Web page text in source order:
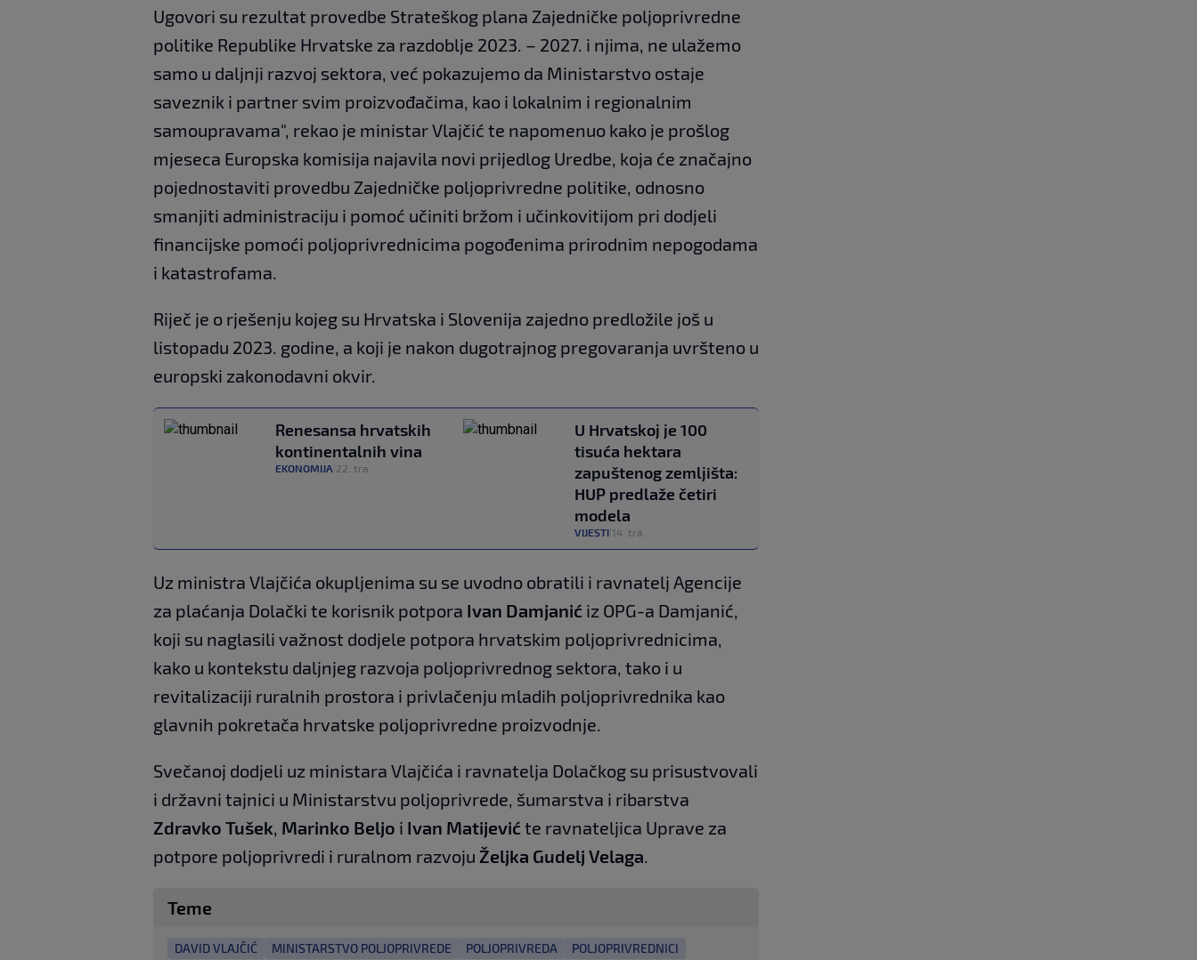
Ugovori su rezultat provedbe Strateškog plana Zajedničke poljoprivredne
politike Republike Hrvatske za razdoblje 2023. – 2027. i njima, ne ulažemo
samo u daljnji razvoj sektora, već pokazujemo da Ministarstvo ostaje
saveznik i partner svim proizvođačima, kao i lokalnim i regionalnim
samoupravama", rekao je ministar Vlajčić te napomenuo kako je prošlog
mjeseca Europska komisija najavila novi prijedlog Uredbe, koja će značajno
pojednostaviti provedbu Zajedničke poljoprivredne politike, odnosno
smanjiti administraciju i pomoć učiniti bržom i učinkovitijom pri dodjeli
financijske pomoći poljoprivrednicima pogođenima prirodnim nepogodama
i katastrofama.
Riječ je o rješenju kojeg su Hrvatska i Slovenija zajedno predložile još u
listopadu 2023. godine, a koji je nakon dugotrajnog pregovaranja uvršteno u
europski zakonodavni okvir.
Renesansa hrvatskih
kontinentalnih vina
EKONOMIJA 22. tra.
U Hrvatskoj je 100
tisuća hektara
zapuštenog zemljišta:
HUP predlaže četiri
modela
VIJESTI 14. tra.
Uz ministra Vlajčića okupljenima su se uvodno obratili i ravnatelj Agencije
za plaćanja Dolački te korisnik potpora Ivan Damjanić iz OPG-a Damjanić,
koji su naglasili važnost dodjele potpora hrvatskim poljoprivrednicima,
kako u kontekstu daljnjeg razvoja poljoprivrednog sektora, tako i u
revitalizaciji ruralnih prostora i privlačenju mladih poljoprivrednika kao
glavnih pokretača hrvatske poljoprivredne proizvodnje.
Svečanoj dodjeli uz ministara Vlajčića i ravnatelja Dolačkog su prisustvovali
i državni tajnici u Ministarstvu poljoprivrede, šumarstva i ribarstva
Zdravko Tušek, Marinko Beljo i Ivan Matijevićte ravnateljica Uprave za
potpore poljoprivredi i ruralnom razvoju Željka Gudelj Velaga.
Teme
DAVID VLAJČIĆ MINISTARSTVO POLJOPRIVREDE POLJOPRIVREDA POLJOPRIVREDNICI